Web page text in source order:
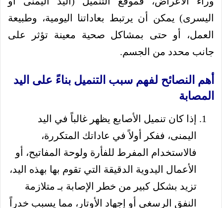
اليسرى) يمكن أن يرتبط بعاداتنا اليومية، وطبيعة
العمل، أو حتى بمشاكل صحية معينة تؤثر على
جانب محدد من الجسم.
أهم النصائح لفهم سبب التنميل بناءً على اليد
المصابة
إذا كان تنميل الأصابع يظهر غالباً في اليد
اليمنى، ففكر أولاً في عاداتك المتكررة،
فالاستخدام المفرط للفأرة ولوحة المفاتيح، أو
الأعمال اليدوية الدقيقة التي تقوم بها بهذه اليد،
تزيد بشكل كبير من خطر الإصابة بـ متلازمة
النفق الرسغي أو إجهاد الأوتار، مما يسبب خدراً